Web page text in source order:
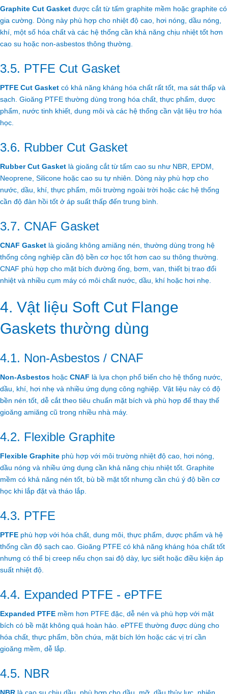
Graphite Cut Gasket được cắt từ tấm graphite mềm hoặc graphite có
gia cường. Dòng này phù hợp cho nhiệt độ cao, hơi nóng, dầu nóng,
khí, một số hóa chất và các hệ thống cần khả năng chịu nhiệt tốt hơn
cao su hoặc non-asbestos thông thường.
3.5. PTFE Cut Gasket
PTFE Cut Gasket có khả năng kháng hóa chất rất tốt, ma sát thấp và
sạch. Gioăng PTFE thường dùng trong hóa chất, thực phẩm, dược
phẩm, nước tinh khiết, dung môi và các hệ thống cần vật liệu trơ hóa
học.
3.6. Rubber Cut Gasket
Rubber Cut Gasket là gioăng cắt từ tấm cao su như NBR, EPDM,
Neoprene, Silicone hoặc cao su tự nhiên. Dòng này phù hợp cho
nước, dầu, khí, thực phẩm, môi trường ngoài trời hoặc các hệ thống
cần độ đàn hồi tốt ở áp suất thấp đến trung bình.
3.7. CNAF Gasket
CNAF Gasket là gioăng không amiăng nén, thường dùng trong hệ
thống công nghiệp cần độ bền cơ học tốt hơn cao su thông thường.
CNAF phù hợp cho mặt bích đường ống, bơm, van, thiết bị trao đổi
nhiệt và nhiều cụm máy có môi chất nước, dầu, khí hoặc hơi nhẹ.
4. Vật liệu Soft Cut Flange
Gaskets thường dùng
4.1. Non-Asbestos / CNAF
Non-Asbestos hoặc CNAF là lựa chọn phổ biến cho hệ thống nước,
dầu, khí, hơi nhẹ và nhiều ứng dụng công nghiệp. Vật liệu này có độ
bền nén tốt, dễ cắt theo tiêu chuẩn mặt bích và phù hợp để thay thế
gioăng amiăng cũ trong nhiều nhà máy.
4.2. Flexible Graphite
Flexible Graphite phù hợp với môi trường nhiệt độ cao, hơi nóng,
dầu nóng và nhiều ứng dụng cần khả năng chịu nhiệt tốt. Graphite
mềm có khả năng nén tốt, bù bề mặt tốt nhưng cần chú ý độ bền cơ
học khi lắp đặt và tháo lắp.
4.3. PTFE
PTFE phù hợp với hóa chất, dung môi, thực phẩm, dược phẩm và hệ
thống cần độ sạch cao. Gioăng PTFE có khả năng kháng hóa chất tốt
nhưng có thể bị creep nếu chọn sai độ dày, lực siết hoặc điều kiện áp
suất nhiệt độ.
4.4. Expanded PTFE - ePTFE
Expanded PTFE mềm hơn PTFE đặc, dễ nén và phù hợp với mặt
bích có bề mặt không quá hoàn hảo. ePTFE thường được dùng cho
hóa chất, thực phẩm, bồn chứa, mặt bích lớn hoặc các vị trí cần
gioăng mềm, dễ lắp.
4.5. NBR